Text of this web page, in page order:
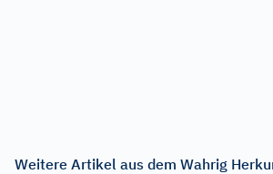
Weitere Artikel aus dem Wahrig